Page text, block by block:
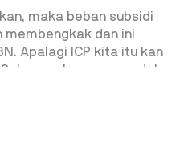
maka beban subsidi
membengkak dan ini
Apalagi ICP kita itu kan
harganya sudah